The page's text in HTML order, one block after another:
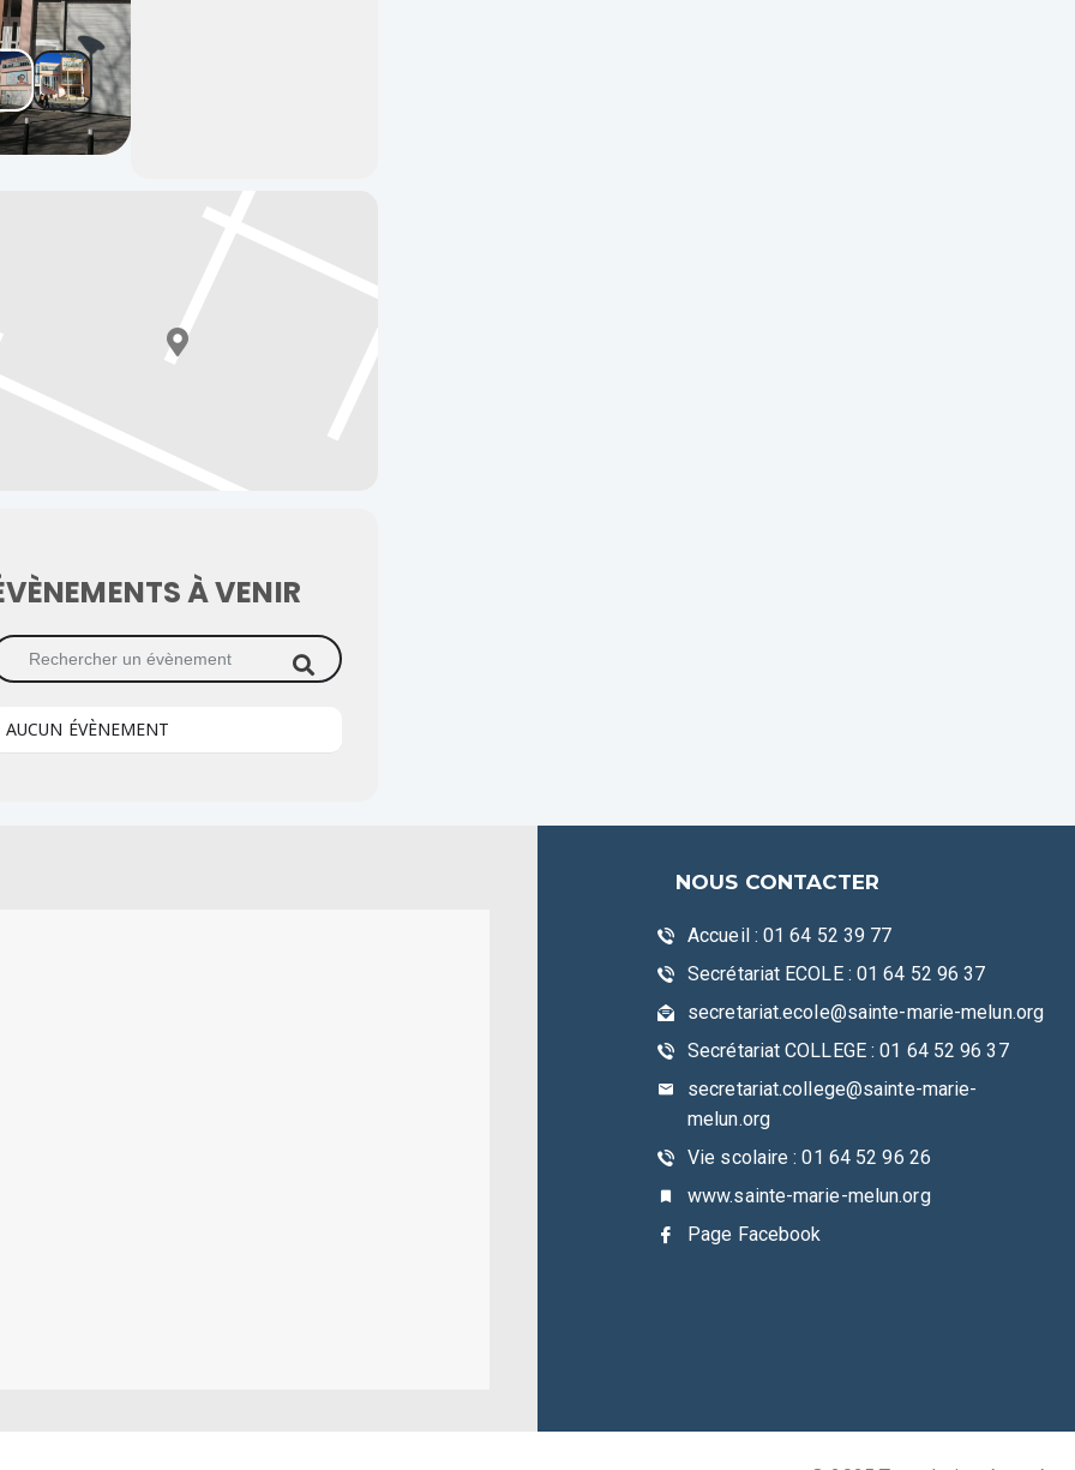
À VENIR
un évènement
AUCUN ÉVÈNEMENT
NOUS CONTACTER
Accueil : 01 64 52 39 77
Secrétariat ECOLE : 01 64 52 96 37
secretariat.ecole@sainte-marie-melun.org
Secrétariat COLLEGE : 01 64 52 96 37
secretariat.college@sainte-marie-
melun.org
Vie scolaire : 01 64 52 96 26
www.sainte-marie-melun.org
Page Facebook